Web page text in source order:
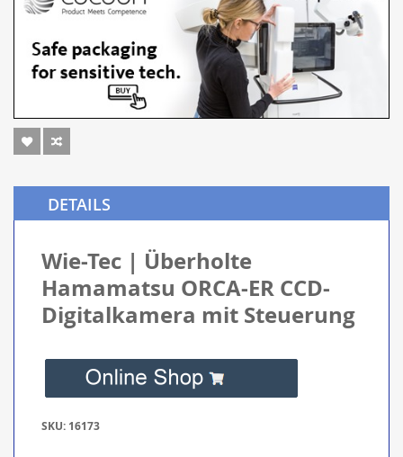
DETAILS
Wie-Tec | Überholte
Hamamatsu ORCA-ER CCD-
Digitalkamera mit Steuerung
SKU: 16173